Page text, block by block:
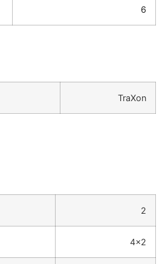
6
TraXon
2
4x2